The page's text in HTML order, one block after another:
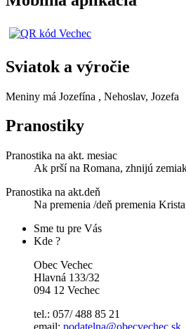
Sviatok a výročie
Meniny má Jozefína , Nehoslav, Jozefa
Pranostiky
Pranostika na akt. mesiac
Ak prší na Romana, zhnijú
Pranostika na akt.deň
Na premenia /deň premenia
Sme tu pre Vás
Kde ?
Obec Vechec
Hlavná 133/32
094 12 Vechec
tel.: 057/ 488 85 21